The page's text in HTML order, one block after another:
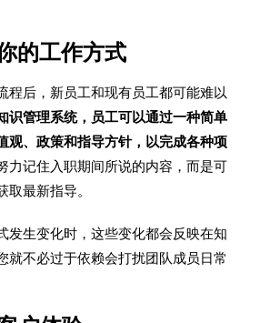
工作方式
后，新员工和现有员工都可能难以
识管理系统，员工可以通过一种简单
观、政策和指导方针，以完成各种项
力记住入职期间所说的内容，而是可
取最新指导。
生变化时，这些变化都会反映在知
就不必过于依赖会打扰团队成员日常